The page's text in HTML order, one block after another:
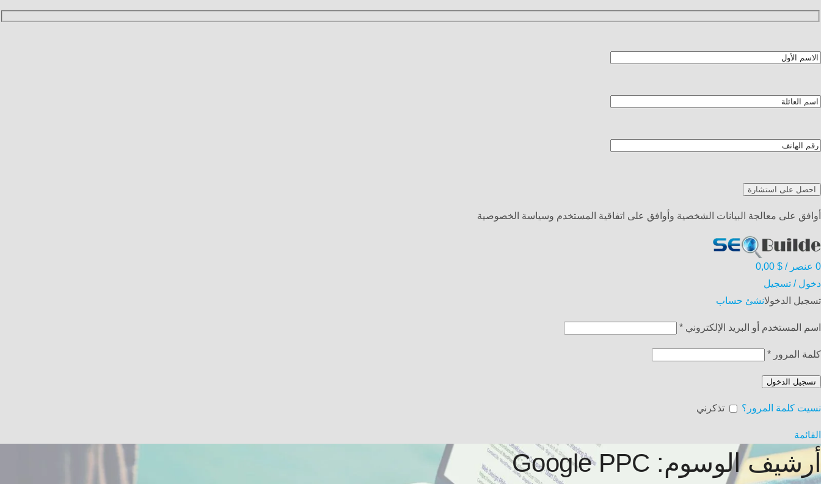
أوافق على معالجة البيانات الشخصية وأوافق على اتفاقية المستخدم وسياسة الخصوصية
0 عنصر /
0,00 $
دخول / تسجيل
تسجيل الدخولانشئ حساب
اسم المستخدم أو البريد الإلكتروني *
كلمة المرور *
تسجيل الدخول
نسيت كلمة المرور؟ تذكرني
القائمة
أرشيف الوسوم: Google PPC